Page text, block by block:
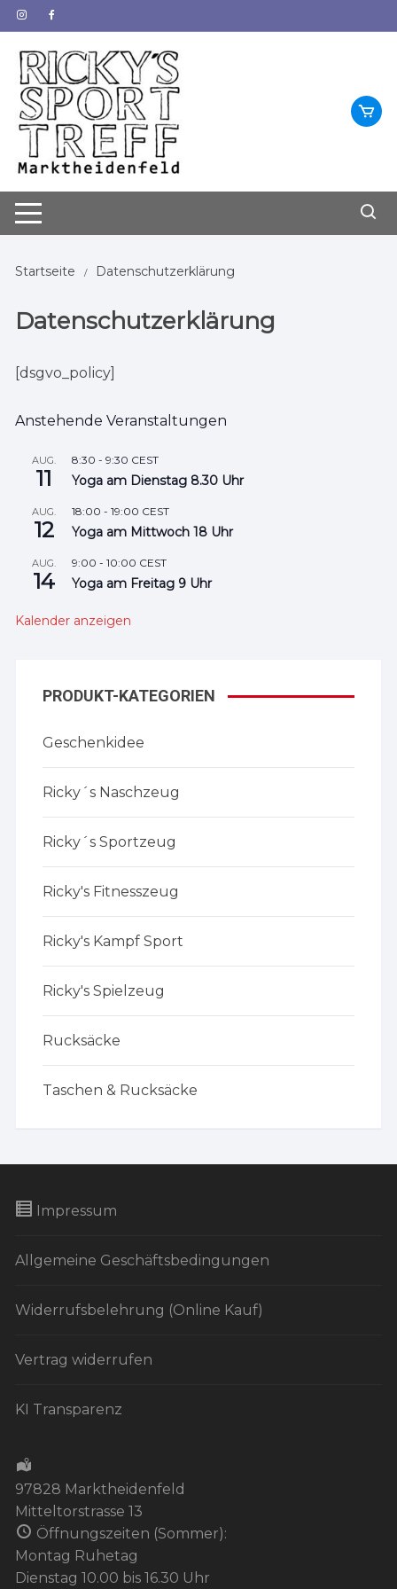
Zum
Inhalt
springen
Startseite Datenschutzerklärung
Datenschutzerklärung
[dsgvo_policy]
Anstehende Veranstaltungen
AUG.
11
8:30 -9:30 CEST
Yoga am Dienstag 8.30 Uhr
AUG.
12
18:00 -19:00 CEST
Yoga am Mittwoch 18 Uhr
AUG.
14
9:00 -10:00 CEST
Yoga am Freitag 9 Uhr
Kalender anzeigen
PRODUKT-KATEGORIEN
Geschenkidee
Ricky´s Naschzeug
Ricky´s Sportzeug
Ricky's Fitnesszeug
Ricky's Kampf Sport
Ricky's Spielzeug
Rucksäcke
Taschen & Rucksäcke
Impressum
Allgemeine Geschäftsbedingungen
Widerrufsbelehrung (Online Kauf)
Vertrag widerrufen
KI Transparenz
97828 Marktheidenfeld
Mitteltorstrasse 13
Öffnungszeiten (Sommer):
Montag Ruhetag
Dienstag 10.00 bis 16.30 Uhr